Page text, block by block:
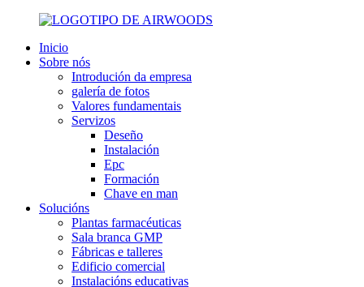
Inicio
Sobre nós
Introdución da empresa
galería de fotos
Valores fundamentais
Servizos
Deseño
Instalación
Epc
Formación
Chave en man
Solucións
Plantas farmacéuticas
Sala branca GMP
Fábricas e talleres
Edificio comercial
Instalacións educativas